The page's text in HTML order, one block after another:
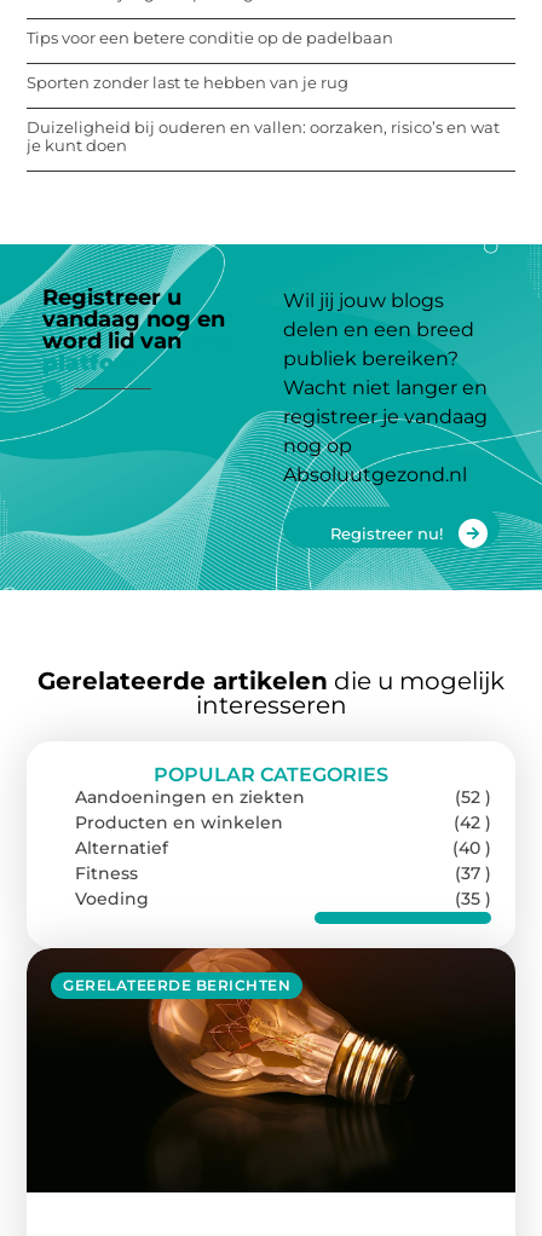
Tips voor een betere conditie op de padelbaan
Sporten zonder last te hebben van je rug
Duizeligheid bij ouderen en vallen: oorzaken, risico’s en wat
je kunt doen
Registreer u
vandaag nog en
word lid van
platform
Wil jij jouw blogs
delen en een breed
publiek bereiken?
Wacht niet langer en
registreer je vandaag
nog op
Absoluutgezond.nl
Registreer nu!
Gerelateerde artikelen die u mogelijk
interesseren
GERELATEERDE BERICHTEN
POPULAR CATEGORIES
Aandoeningen en ziekten
(52 )
Producten en winkelen
(42 )
Alternatief
(40 )
Fitness
(37 )
Voeding
(35 )